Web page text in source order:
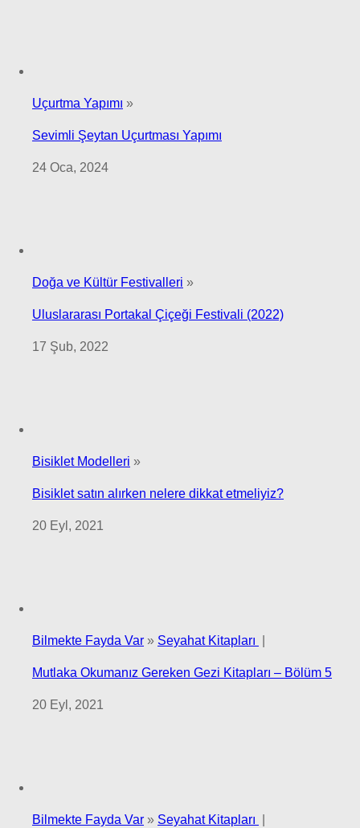
Uçurtma Yapımı »
Sevimli Şeytan Uçurtması Yapımı
24 Oca, 2024
Doğa ve Kültür Festivalleri »
Uluslararası Portakal Çiçeği Festivali (2022)
17 Şub, 2022
Bisiklet Modelleri »
Bisiklet satın alırken nelere dikkat etmeliyiz?
20 Eyl, 2021
Bilmekte Fayda Var » Seyahat Kitapları
Mutlaka Okumanız Gereken Gezi Kitapları – Bölüm 5
20 Eyl, 2021
Bilmekte Fayda Var » Seyahat Kitapları